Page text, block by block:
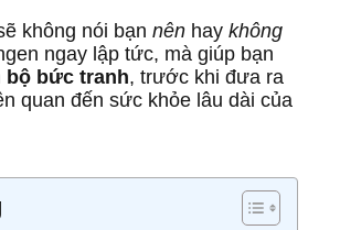
không nói bạn nênhay không
ngay lập tức, mà giúp bạn
bộ bức tranh, trước khi đưa ra
quan đến sức khỏe lâu dài của